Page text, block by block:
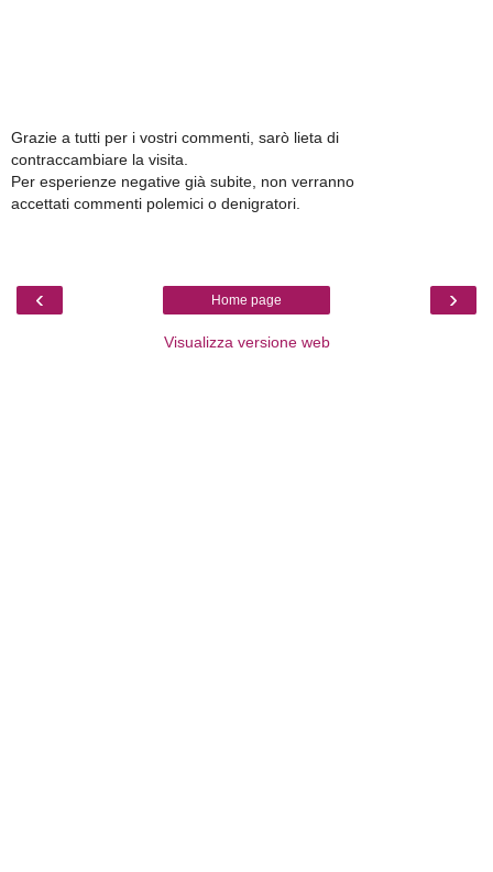
Grazie a tutti per i vostri commenti, sarò lieta di
contraccambiare la visita.
Per esperienze negative già subite, non verranno
accettati commenti polemici o denigratori.
‹ ›
Home page
Visualizza versione web